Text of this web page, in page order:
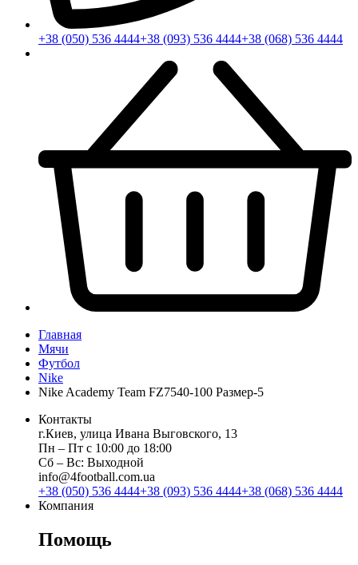
+38 (050) 536 4444+38 (093) 536 4444+38 (068) 536 4444
Главная
Мячи
Футбол
Nike
Nike Academy Team FZ7540-100 Размер-5
Контакты
г.Киев, улица Ивана Выговского, 13
Пн ‒ Пт с 10:00 до 18:00
Сб ‒ Вс: Выходной
info@4football.com.ua
+38 (050) 536 4444+38 (093) 536 4444+38 (068) 536 4444
Компания
Помощь